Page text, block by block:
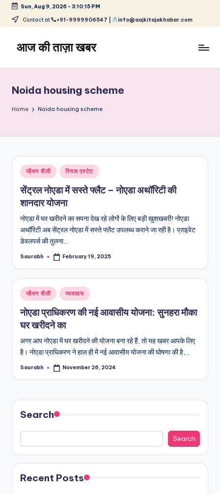
Skip
content
Sun, Aug 9, 2026 - 3:10:16 PM
Contact at +91-9999906547 | info@aajkitajakhabar.com
आज की ताज़ा खबर
ताज़ा
समाचार
–
और
विश्व
Noida housing scheme
Home Noida housing scheme
Posted
in
जीवन शैली रियल एस्टेट
सेंट्रल नोएडा में सस्ते फ्लैट – नोएडा अथॉरिटी की
शानदार योजना
नोएडा में घर खरीदने का सपना देख रहे लोगों के लिए बड़ी खुशखबरी! नोएडा
अथॉरिटी अब सेंट्रल नोएडा में सस्ते फ्लैट उपलब्ध कराने जा रही है। प्राइवेट
डेवलपर्स की तुलना…
Posted
Saurabh February 19, 2025
Posted
in
जीवन शैली व्यवसाय
नोएडा प्राधिकरण की नई आवासीय योजना: सुनहरा मौका
घर खरीदने का
अगर आप नोएडा में घर खरीदने की योजना बना रहे हैं, तो यह खबर आपके लिए
है। नोएडा प्राधिकरण ने हाल ही में नई आवासीय योजना की घोषणा की है,…
Posted
Saurabh November 26, 2024
Search
Search
Recent Posts